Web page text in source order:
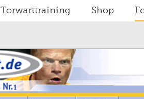
Torwarttraining Shop